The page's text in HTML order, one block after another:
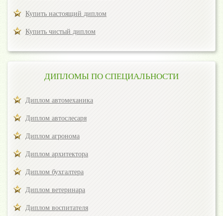
Купить настоящий диплом
Купить чистый диплом
ДИПЛОМЫ ПО СПЕЦИАЛЬНОСТИ
Диплом автомеханика
Диплом автослесаря
Диплом агронома
Диплом архитектора
Диплом бухгалтера
Диплом ветеринара
Диплом воспитателя